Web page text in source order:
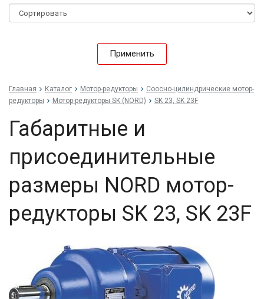
Применить
Главная Каталог Мотор-редукторы
Соосно-цилиндрические мотор-
редукторы
Мотор-редукторы SK (NORD) SK 23, SK 23F
Габаритные и
присоединительные
размеры NORD мотор-
редукторы SK 23, SK 23F